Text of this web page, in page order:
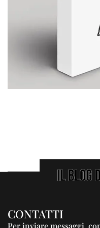
CONTATTI
Per inviare messaggi,